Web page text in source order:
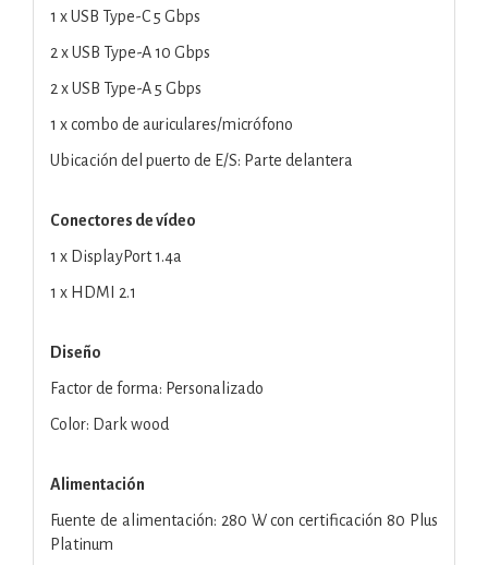
1 x USB Type-C 5 Gbps
2 x USB Type-A 10 Gbps
2 x USB Type-A 5 Gbps
1 x combo de auriculares/micrófono
Ubicación del puerto de E/S: Parte delantera
Conectores de vídeo
1 x DisplayPort 1.4a
1 x HDMI 2.1
Diseño
Factor de forma: Personalizado
Color: Dark wood
Alimentación
Fuente de alimentación: 280 W con certificación 80 Plus
Platinum